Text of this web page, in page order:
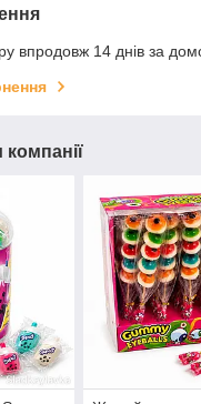
впродовж 14 днів за
компанії